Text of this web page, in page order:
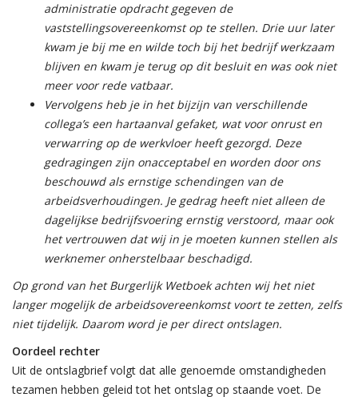
administratie opdracht gegeven de
vaststellingsovereenkomst op te stellen. Drie uur later
kwam je bij me en wilde toch bij het bedrijf werkzaam
blijven en kwam je terug op dit besluit en was ook niet
meer voor rede vatbaar.
Vervolgens heb je in het bijzijn van verschillende
collega’s een hartaanval gefaket, wat voor onrust en
verwarring op de werkvloer heeft gezorgd. Deze
gedragingen zijn onacceptabel en worden door ons
beschouwd als ernstige schendingen van de
arbeidsverhoudingen. Je gedrag heeft niet alleen de
dagelijkse bedrijfsvoering ernstig verstoord, maar ook
het vertrouwen dat wij in je moeten kunnen stellen als
werknemer onherstelbaar beschadigd.
Op grond van het Burgerlijk Wetboek achten wij het niet
langer mogelijk de arbeidsovereenkomst voort te zetten, zelfs
niet tijdelijk. Daarom word je per direct ontslagen.
Oordeel rechter
Uit de ontslagbrief volgt dat alle genoemde omstandigheden
tezamen hebben geleid tot het ontslag op staande voet. De